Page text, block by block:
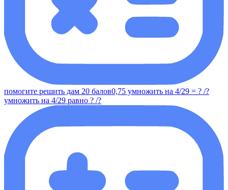
помогите решить дам 20 балов0,75 умножить на 4/29 = ? /?
умножить на 4/29 равно ? /?